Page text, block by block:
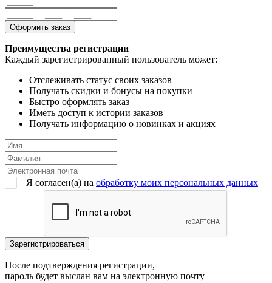
Преимущества регистрации
Каждый зарегистрированный пользователь может:
Отслеживать статус своих заказов
Получать скидки и бонусы на покупки
Быстро оформлять заказ
Иметь доступ к истории заказов
Получать информацию о новинках и акциях
Я согласен(a) на обработку моих персональных данных
После подтверждения регистрации,
пароль будет выслан вам на электронную почту